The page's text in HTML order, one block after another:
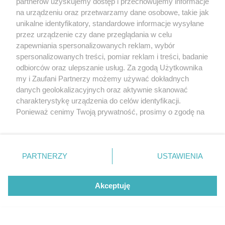
MIEJSCE NA TWOJĄ REKLAMĘ -
na urządzeniu oraz przetwarzamy dane osobowe, takie jak
unikalne identyfikatory, standardowe informacje wysyłane
przez urządzenie czy dane przeglądania w celu
zapewniania spersonalizowanych reklam, wybór
spersonalizowanych treści, pomiar reklam i treści, badanie
odbiorców oraz ulepszanie usług. Za zgodą Użytkownika
my i Zaufani Partnerzy możemy używać dokładnych
danych geolokalizacyjnych oraz aktywnie skanować
charakterystykę urządzenia do celów identyfikacji.
Ponieważ cenimy Twoją prywatność, prosimy o zgodę na
znajdujący się w lewym dolnym rogu strony
. Niektóre
przetwarzaniu. Preferencje będą miały zastosowania tylko
PARTNERZY USTAWIENIA
Akceptuję